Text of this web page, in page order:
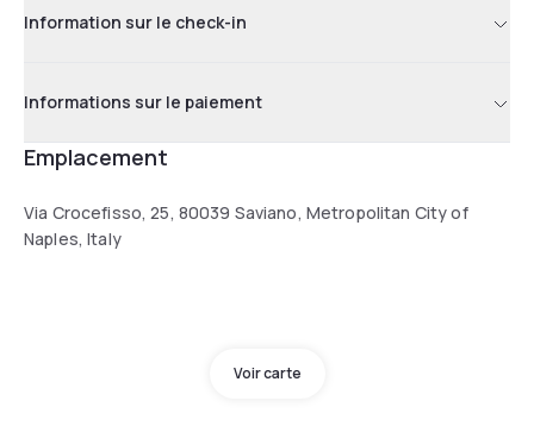
Information sur le check-in
Informations sur le paiement
Emplacement
Via Crocefisso, 25, 80039 Saviano, Metropolitan City of
Naples, Italy
Voir carte